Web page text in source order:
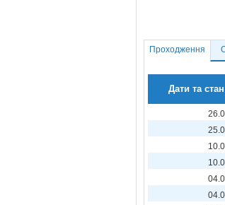
Проходження
Дати та